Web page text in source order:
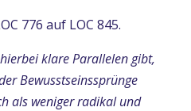
776 auf LOC 845.
klare Parallelen gibt,
Bewusstseinssprünge
als weniger radikal und